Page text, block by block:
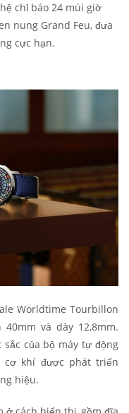
chỉ báo 24 múi giờ
nung Grand Feu, đưa
cực hạn.
Worldtime Tourbillon
và dày 12,8mm.
của bộ máy tự động
cơ khí được phát triển
hiệu.